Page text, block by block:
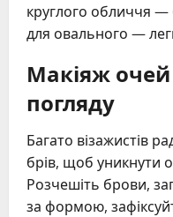
круглого обличчя —
для овального —
Макіяж очей
погляду
Багато візажистів
брів, щоб уникнути
Розчешіть брови,
за формою,